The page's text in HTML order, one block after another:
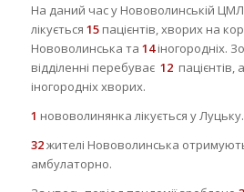
На даний час у Нововолинській
лікується 15 пацієнтів, хворих на
Нововолинська та 14іногородніх.
відділенні перебуває 12 пацієнтів,
іногородніх хворих.
1 нововолинянка лікується у Луцьку.
32жителі Нововолинська
амбулаторно.